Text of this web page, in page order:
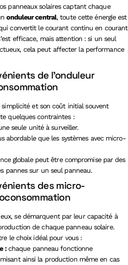
panneaux solaires captant chaque
onduleur central, toute cette énergie est
convertit le courant continu en courant
efficace, mais attention : si un seul
cela peut affecter la performance
de l’onduleur
simplicité et son coût initial souvent
quelques contraintes :
seule unité à surveiller.
abordable que les systèmes avec micro-
globale peut être compromise par des
pannes sur un seul panneau.
des micro-
se démarquent par leur capacité à
de chaque panneau solaire.
le choix idéal pour vous :
:chaque panneau fonctionne
ainsi la production même en cas